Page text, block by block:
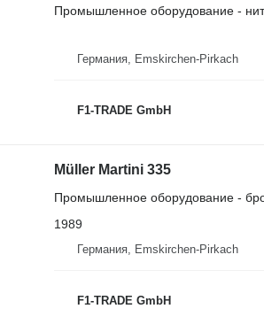
Промышленное оборудование -
Германия, Emskirchen-Pirkach
F1-TRADE GmbH
Müller Martini 335
Промышленное оборудование -
1989
Германия, Emskirchen-Pirkach
F1-TRADE GmbH